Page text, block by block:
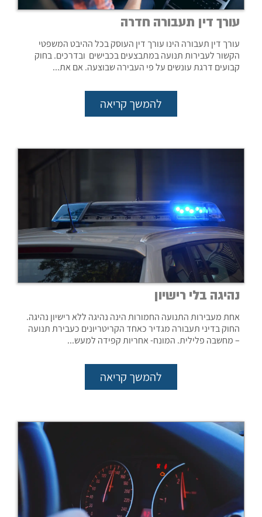
עורך דין תעבורה חדרה
עורך דין תעבורה הינו עורך דין העוסק בכל ההיבט המשפטי
הקשור לעבירות תנועה במתבצעים בכבישים ובדרכים. בחוק
קבועים דרגת עונשים על פי העבירה שבוצעה. אם את...
להמשך קריאה
נהיגה בלי רישיון
אחת מעבירות התנועה החמורות הינה נהיגה ללא רישיון נהיגה.
החוק בדיני תעבורה מגדיר כאחד הקריטריונים כעבירת תנועה
– מחשבה פלילית. המונח- אחריות קפידה למעש...
להמשך קריאה